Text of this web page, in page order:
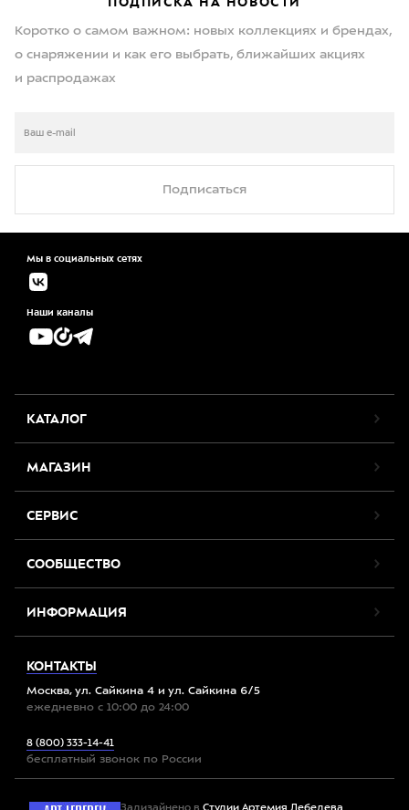
Коротко о самом важном: новых коллекциях и брендах,
о снаряжении и как его выбрать, ближайших акциях
и распродажах
Подписаться
Мы в социальных сетях
Наши каналы
КАТАЛОГ
МАГАЗИН
СЕРВИС
СООБЩЕСТВО
ИНФОРМАЦИЯ
КОНТАКТЫ
Москва, ул. Сайкина 4 и ул. Сайкина 6/5
ежедневно с 10:00 до 24:00
8 (800) 333-14-41
бесплатный звонок по России